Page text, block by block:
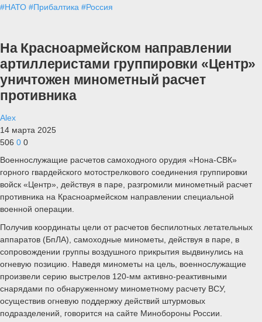
#НАТО #Прибалтика #Россия
На Красноармейском направлении
артиллеристами группировки «Центр»
уничтожен минометный расчет
противника
Alex
14 марта 2025
506 0 0
Военнослужащие расчетов самоходного орудия «Нона-СВК»
горного гвардейского мотострелкового соединения группировки
войск «Центр», действуя в паре, разгромили минометный расчет
противника на Красноармейском направлении специальной
военной операции.
Получив координаты цели от расчетов беспилотных летательных
аппаратов (БпЛА), самоходные минометы, действуя в паре, в
сопровождении группы воздушного прикрытия выдвинулись на
огневую позицию. Наведя минометы на цель, военнослужащие
произвели серию выстрелов 120-мм активно-реактивными
снарядами по обнаруженному минометному расчету ВСУ,
осуществив огневую поддержку действий штурмовых
подразделений, говорится на сайте Минобороны России.